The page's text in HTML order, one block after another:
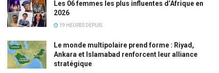
Les 06 femmes les plus influentes d’Afrique en
2026
19 HEURES DEPUIS
Le monde multipolaire prend forme : Riyad,
Ankara et Islamabad renforcent leur alliance
stratégique